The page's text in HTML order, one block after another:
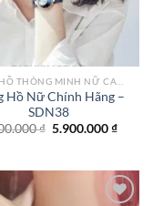
Hồ Nữ Chính Hãng –
SDN38
₫ Giá
5.900.000₫Giá